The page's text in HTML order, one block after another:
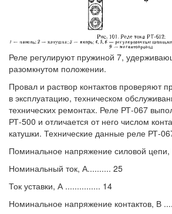
Реле регулируют пружиной 7,
разомкнутом положении.
Провал и раствор контактов проверяют
в эксплуатацию, техническом
технических ремонтах. Реле РТ-067
РТ-500 и отличается от него числом
катушки. Технические данные реле РТ-
Поминальное напряжение силовой
Номинальный ток, А.......... 25
Ток уставки, А ............... 14
Номинальное напряжение контактов, В